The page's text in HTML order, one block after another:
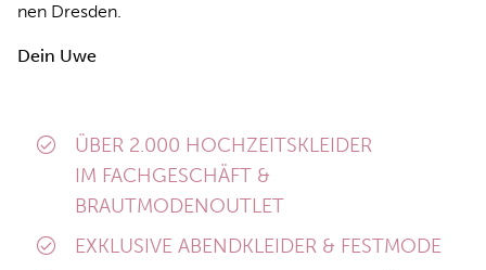
nen Dres­den.
Dein Uwe
ÜBER 2.000 HOCHZEITSKLEIDER
IM FACHGESCHÄFT &
BRAUTMODENOUTLET
EXKLUSIVE ABENDKLEIDER & FESTMODE